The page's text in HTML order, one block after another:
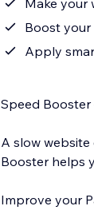
Make your
Boost your
Apply
Speed Booster
A slow website
Booster helps
Improve your